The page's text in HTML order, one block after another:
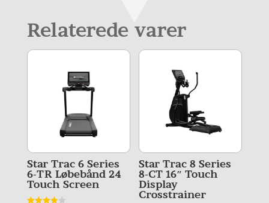
Relaterede varer
Star Trac 6 Series
6-TR Løbebånd 24
Touch Screen
Star Trac 8 Series
8-CT 16″ Touch
Display
Crosstrainer